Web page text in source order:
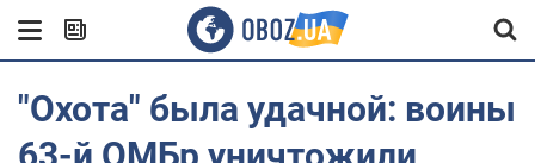
"Охота" была удачной: воины